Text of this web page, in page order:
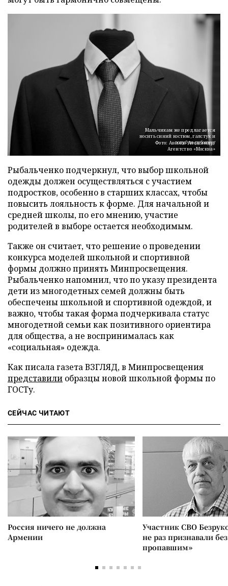
Мальчикам же предлагается
носить синий костюм, галстук и
голубую рубашку
Фото: Авилов Александр/
Агентство «Москва»
Рыбальченко подчеркнул, что выбор школьной
одежды должен осуществляться с участием
подростков, особенно в старших классах, чтобы
повысить лояльность к форме. Для начальной и
средней школы, по его мнению, участие
родителей в выборе остается необходимым.
Также он считает, что решение о проведении
конкурса моделей школьной и спортивной
формы должно принять Минпросвещения.
Рыбальченко напомнил, что по указу президента
дети из многодетных семей должны быть
обеспечены школьной и спортивной одеждой, и
важно, чтобы такая форма подчеркивала статус
многодетной семьи как позитивного ориентира
для общества, а не воспринималась как
«социальная» одежда.
Как писала газета ВЗГЛЯД, в Минпросвещения
представили образцы новой школьной формы по
ГОСТу.
СЕЙЧАС ЧИТАЮТ
Россия ничего не должна
Армении
Участник СВО
не раз признавали
пропавшим»